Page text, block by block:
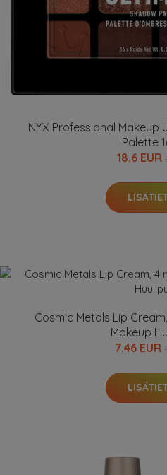
NYX Professional Makeup
Palette
18.6 EUR
Cosmic Metals Lip
Makeup
7.46 EUR